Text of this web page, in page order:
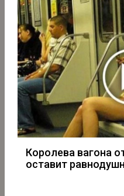
Королева вагона
оставит